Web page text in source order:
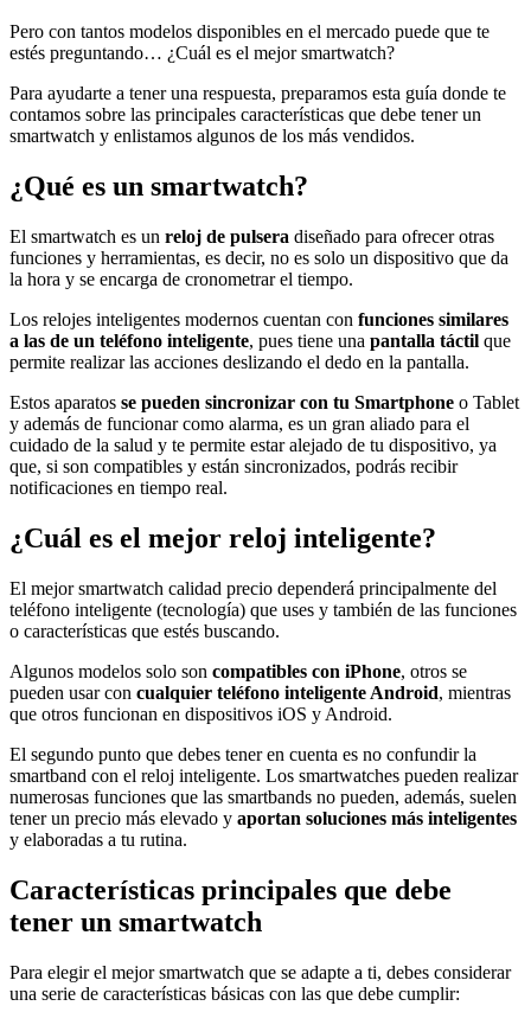
Pero con tantos modelos disponibles en el mercado puede que te
estés preguntando… ¿Cuál es el mejor smartwatch?
Para ayudarte a tener una respuesta, preparamos esta guía donde te
contamos sobre las principales características que debe tener un
smartwatch y enlistamos algunos de los más vendidos.
¿Qué es un smartwatch?
El smartwatch es un reloj de pulsera diseñado para ofrecer otras
funciones y herramientas, es decir, no es solo un dispositivo que da
la hora y se encarga de cronometrar el tiempo.
Los relojes inteligentes modernos cuentan con funciones similares
a las de un teléfono inteligente, pues tiene una pantalla táctil que
permite realizar las acciones deslizando el dedo en la pantalla.
Estos aparatos se pueden sincronizar con tu Smartphone o Tablet
y además de funcionar como alarma, es un gran aliado para el
cuidado de la salud y te permite estar alejado de tu dispositivo, ya
que, si son compatibles y están sincronizados, podrás recibir
notificaciones en tiempo real.
¿Cuál es el mejor reloj inteligente?
El mejor smartwatch calidad precio dependerá principalmente del
teléfono inteligente (tecnología) que uses y también de las funciones
o características que estés buscando.
Algunos modelos solo son compatibles con iPhone, otros se
pueden usar con cualquier teléfono inteligente Android, mientras
que otros funcionan en dispositivos iOS y Android.
El segundo punto que debes tener en cuenta es no confundir la
smartband con el reloj inteligente. Los smartwatches pueden realizar
numerosas funciones que las smartbands no pueden, además, suelen
tener un precio más elevado y aportan soluciones más inteligentes
y elaboradas a tu rutina.
Características principales que debe
tener un smartwatch
Para elegir el mejor smartwatch que se adapte a ti, debes considerar
una serie de características básicas con las que debe cumplir: